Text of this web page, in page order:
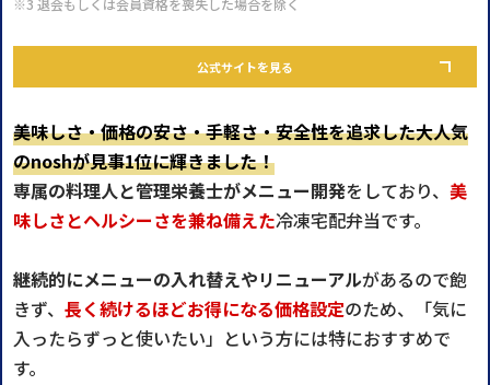
※3 退会もしくは会員資格を喪失した場合を除く
公式サイトを見る
美味しさ・価格の安さ・手軽さ・安全性を追求した大人気
のnoshが見事1位に輝きました！
専属の料理人と管理栄養士がメニュー開発をしており、 美
味しさとヘルシーさを兼ね備えた冷凍宅配弁当です。
継続的にメニューの入れ替えやリニューアルがあるので飽
きず、 長く続けるほどお得になる価格設定のため、「気に
入ったらずっと使いたい」という方には特におすすめで
す。